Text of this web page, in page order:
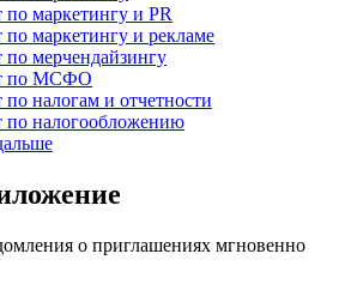
маркетингу и PR
маркетингу и рекламе
мерчендайзингу
по МСФО
налогам и отчетности
по налогообложению
о приглашениях мгновенно